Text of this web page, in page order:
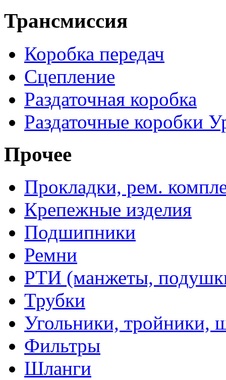
Трансмиссия
Коробка передач
Сцепление
Раздаточная коробка
Раздаточные коробки
Прочее
Прокладки, рем.
Крепежные изделия
Подшипники
Ремни
РТИ (манжеты,
Трубки
Угольники, тройники,
Фильтры
Шланги